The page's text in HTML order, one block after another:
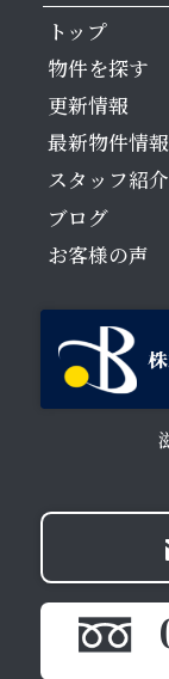
トップ
物件を探す
更新情報
最新物件情報
スタッフ紹介
ブログ
お客様の声